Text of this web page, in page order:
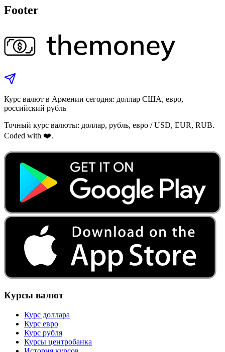
Footer
Курс валют в Армении сегодня: доллар США, евро,
российский рубль
Точный курс валюты: доллар, рубль, евро / USD, EUR, RUB.
Coded with ❤️.
Курсы валют
Курс доллара
Курс евро
Курс рубля
Курсы центробанка